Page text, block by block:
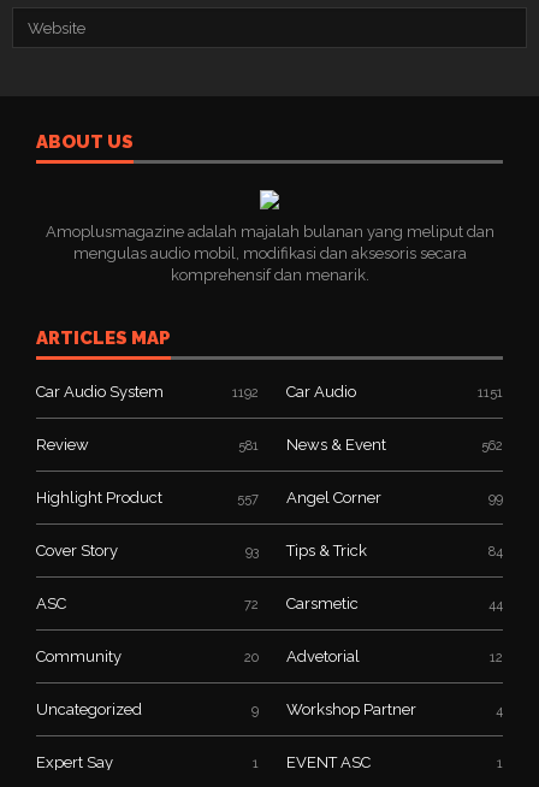
ABOUT US
Amoplusmagazine adalah majalah bulanan yang meliput dan
mengulas audio mobil, modifikasi dan aksesoris secara
komprehensif dan menarik.
ARTICLES MAP
Car Audio System 1192 Car Audio 1151
Review 581 News & Event 562
Highlight Product 557 Angel Corner 99
Cover Story 93 Tips & Trick 84
ASC 72 Carsmetic 44
Community 20 Advetorial 12
Uncategorized 9 Workshop Partner 4
Expert Say 1 EVENT ASC 1